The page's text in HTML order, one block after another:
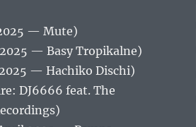
— Mute)
— Basy Tropikalne)
— Hachiko Dischi)
DJ6666 feat. The